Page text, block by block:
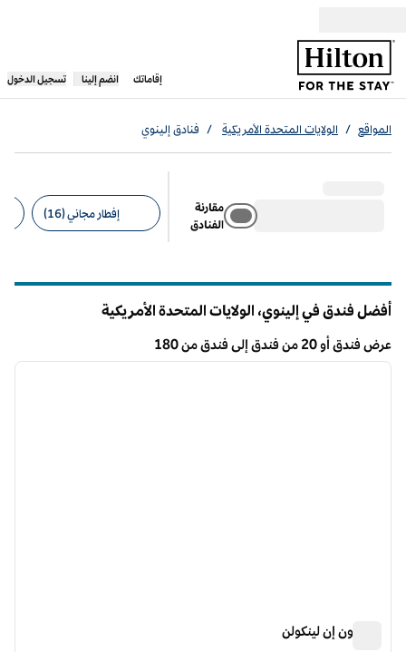
إقاماتك
، يفتح علامة تبويب جديدة
انضم إلينا تسجيل الدخول
المواقع / الولايات المتحدة الأمريكية / فنادق إلينوي
مقارنة
الفنادق
إفطار مجاني (16)
أفضل فندق في إلينوي، الولايات المتحدة الأمريكية
عرض فندق أو 20 من فندق إلى فندق من 180
عرض فندق 1801 من 12
الصورة
هامبتون إن لينكولن